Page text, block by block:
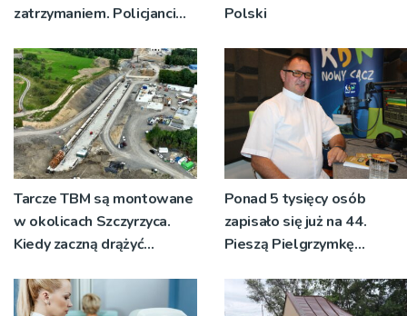
zatrzymaniem. Policjanci
dźgnięcia 31-letniego
mężczyzny
Polski
Tarcze TBM są montowane
w okolicach Szczyrzyca.
Kiedy zaczną drążyć
Ponad 5 tysięcy osób
zapisało się już na 44.
Pieszą Pielgrzymkę